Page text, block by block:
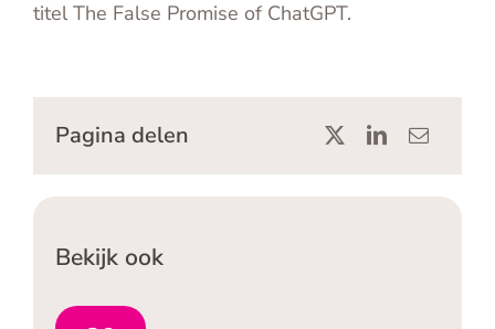
titel The False Promise of ChatGPT.
Pagina delen
Bekijk ook